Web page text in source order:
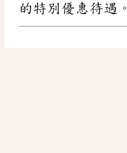
的特別優惠待遇。